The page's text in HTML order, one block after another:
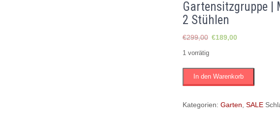
Gartensitzgruppe |
2 Stühlen
€299,00 Ursprünglicher
€189,00
1 vorrätig
Gartensitzgruppe
|
weiss
In den Warenkorb
Kategorien: Garten SALE